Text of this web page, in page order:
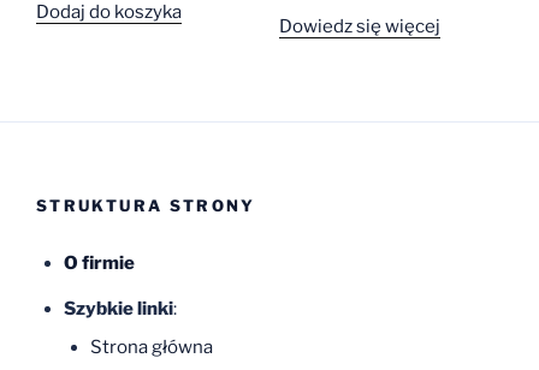
Dodaj do koszyka
Dowiedz się więcej
STRUKTURA STRONY
O firmie
Szybkie linki:
Strona główna